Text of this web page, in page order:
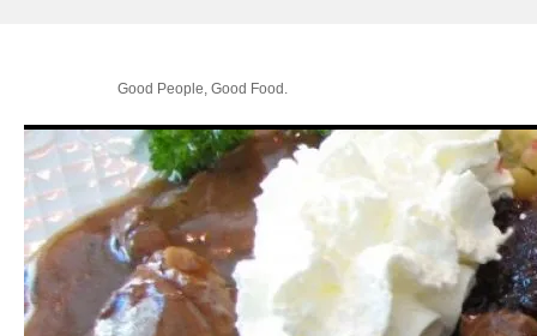
.Good People, Good Food